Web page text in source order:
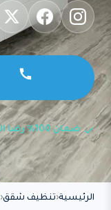
ضمان 100% رضا العميل
الرئيسية تنظيف شقق